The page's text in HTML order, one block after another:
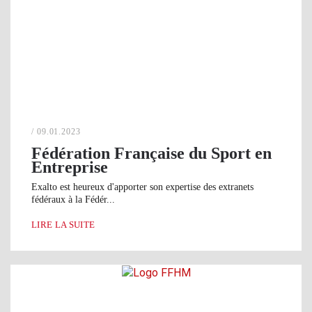
/ 09.01.2023
Fédération Française du Sport en
Entreprise
Exalto est heureux d'apporter son expertise des extranets
fédéraux à la Fédér...
LIRE LA SUITE